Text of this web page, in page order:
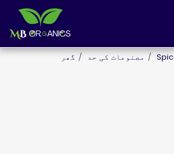
گھر مصنوعات کی حد